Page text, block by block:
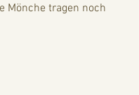
Mönche tragen noch